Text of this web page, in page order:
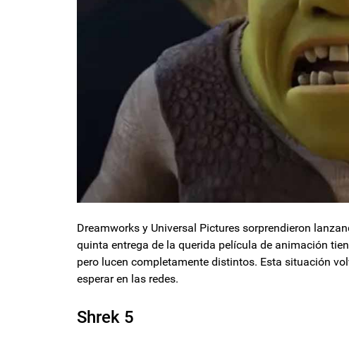
Dreamworks y Universal Pictures sorprendieron
quinta entrega de la querida película de animación
pero lucen completamente distintos. Esta situación
esperar en las redes.
Shrek 5